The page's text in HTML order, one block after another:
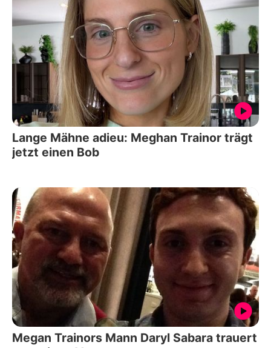
Lange Mähne adieu: Meghan Trainor trägt
jetzt einen Bob
Megan Trainors Mann Daryl Sabara trauert